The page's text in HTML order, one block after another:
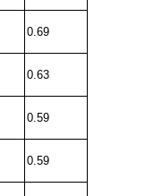
0.69
0.63
0.59
0.59